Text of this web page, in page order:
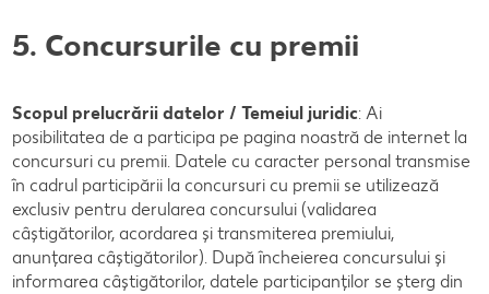
5. Concursurile cu premii
Scopul prelucrării datelor / Temeiul juridic: Ai
posibilitatea de a participa pe pagina noastră de internet la
concursuri cu premii. Datele cu caracter personal transmise
în cadrul participării la concursuri cu premii se utilizează
exclusiv pentru derularea concursului (validarea
câștigătorilor, acordarea și transmiterea premiului,
anunțarea câștigătorilor). După încheierea concursului și
informarea câștigătorilor, datele participanților se șterg din